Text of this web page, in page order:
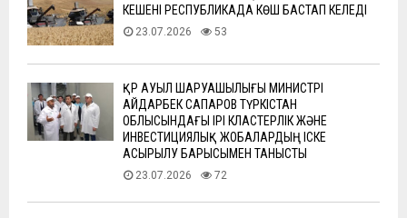
КЕШЕНІ РЕСПУБЛИКАДА КӨШ БАСТАП КЕЛЕДІ
23.07.2026 53
ҚР АУЫЛ ШАРУАШЫЛЫҒЫ МИНИСТРІ
АЙДАРБЕК САПАРОВ ТҮРКІСТАН
ОБЛЫСЫНДАҒЫ ІРІ КЛАСТЕРЛІК ЖӘНЕ
ИНВЕСТИЦИЯЛЫҚ ЖОБАЛАРДЫҢ ІСКЕ
АСЫРЫЛУ БАРЫСЫМЕН ТАНЫСТЫ
23.07.2026 72